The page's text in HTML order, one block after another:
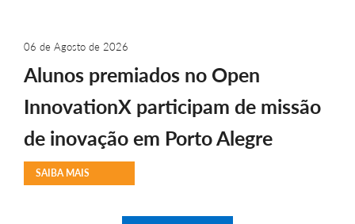
06 de Agosto de 2026
Alunos premiados no Open
InnovationX participam de missão
de inovação em Porto Alegre
SAIBA MAIS